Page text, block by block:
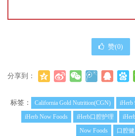
赞(0)
分享到：
标签： California Gold Nutrition(CGN) iHerb
iHerb Now Foods
iHerb口腔护理
Now Foods
口腔